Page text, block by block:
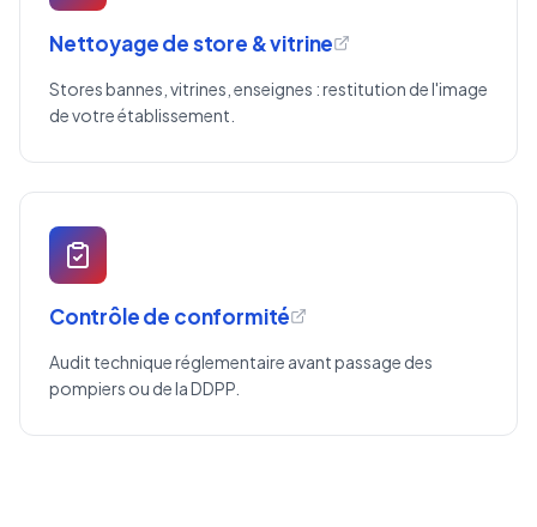
Nettoyage de store & vitrine
Stores bannes, vitrines, enseignes : restitution de l'image
de votre établissement.
Contrôle de conformité
Audit technique réglementaire avant passage des
pompiers ou de la DDPP.